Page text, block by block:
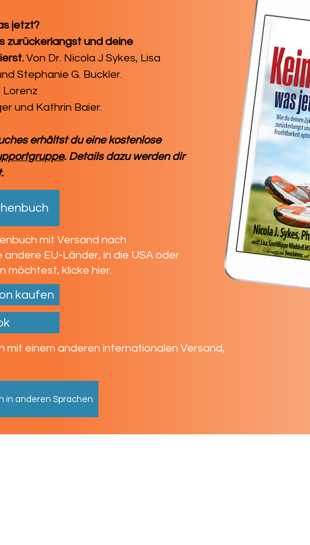
jetzt?
zurückerlangst und deine
Von Dr. Nicola J Sykes, Lisa
Stephanie G. Buckler.
Lorenz
und Kathrin Baier.
erhältst du eine kostenlose
. Details dazu werden dir
mit Versand nach
andere EU-Länder, in die USA oder
möchtest, klicke hier.
kaufen
mit einem anderen internationalen Versand,
in anderen Sprachen